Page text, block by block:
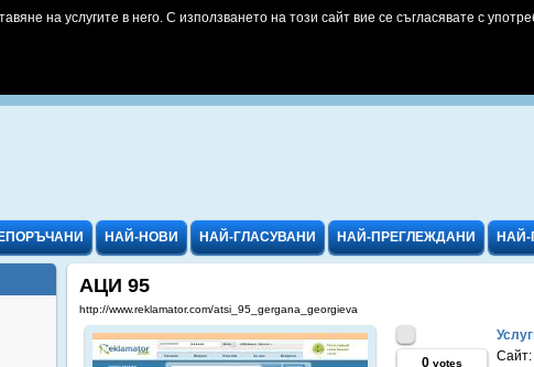
на услугите в него. С използването на този сайт вие се съгласявате с
НАЙ-НОВИ НАЙ-ГЛАСУВАНИ НАЙ-ПРЕГЛЕЖДАНИ
АЦИ 95
http://www.reklamator.com/atsi_95_gergana_georgieva
0 votes
Сайт: